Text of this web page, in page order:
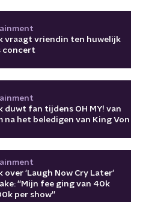
vraagt vriendin ten huwelijk
concert
duwt fan tijdens OH MY! van
na het beledigen van King Von
over 'Laugh Now Cry Later'
''Mijn fee ging van 40k
per show''